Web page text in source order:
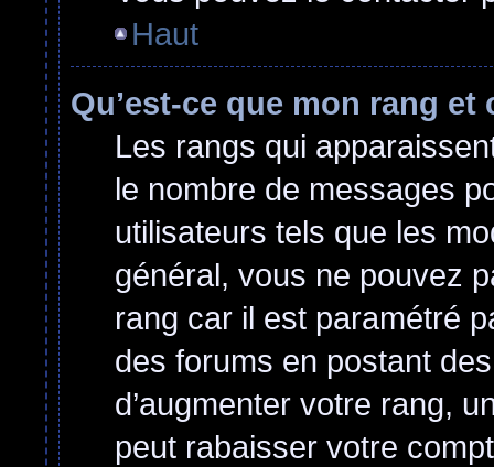
Haut
Qu’est-ce que mon rang
Les rangs qui
le nombre de messages
utilisateurs tels que les
général, vous ne pouvez
rang car il est paramétré
des forums en postant
d’augmenter votre rang,
peut rabaisser votre